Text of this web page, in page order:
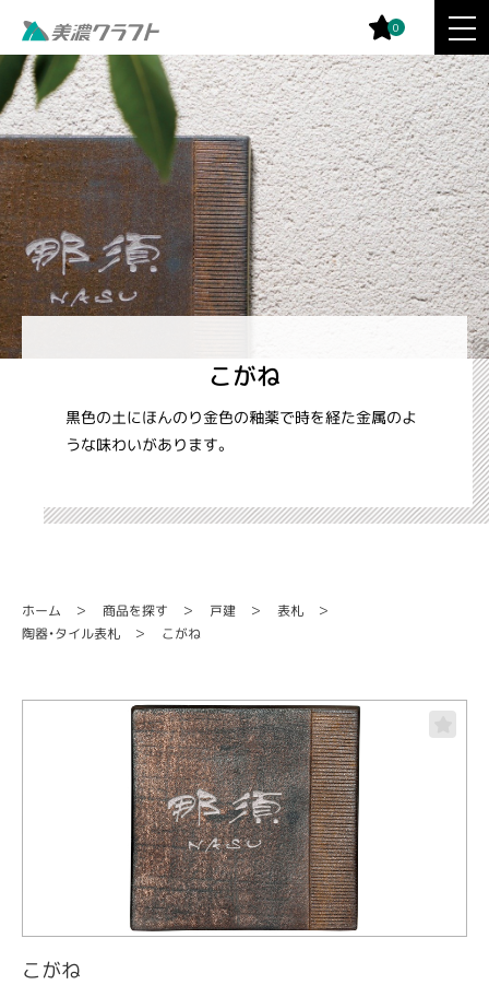
0
こがね
黒色の土にほんのり金色の釉薬で時を経た金属のよ
うな味わいがあります。
ホーム 商品を探す 戸建 表札
陶器・タイル表札 こがね
こがね